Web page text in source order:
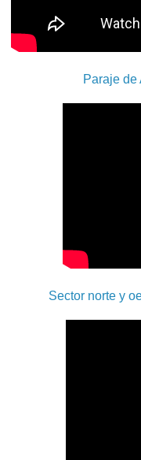
Paraje de
Sector norte y